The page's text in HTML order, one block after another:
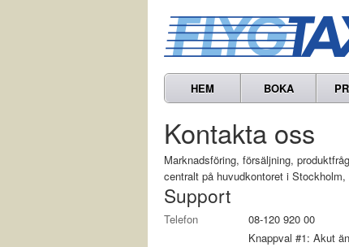
HEM BOKA
Kontakta oss
Marknads­föring, försäljning,
centralt på huvudkontoret i Stockholm,
Support
Telefon
08-120 920 00
Knappval #1: Akut